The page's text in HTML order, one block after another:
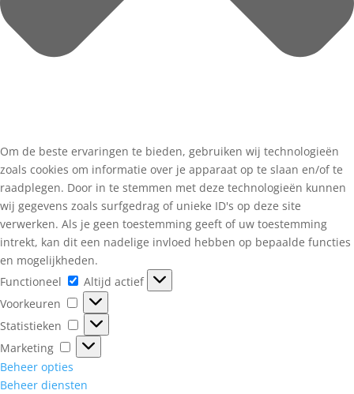
Om de beste ervaringen te bieden, gebruiken wij technologieën
zoals cookies om informatie over je apparaat op te slaan en/of te
raadplegen. Door in te stemmen met deze technologieën kunnen
wij gegevens zoals surfgedrag of unieke ID's op deze site
verwerken. Als je geen toestemming geeft of uw toestemming
intrekt, kan dit een nadelige invloed hebben op bepaalde functies
en mogelijkheden.
Functioneel
Functioneel
Altijd actief
Voorkeuren
Voorkeuren
Statistieken
Statistieken
Marketing
Marketing
Beheer opties
Beheer diensten